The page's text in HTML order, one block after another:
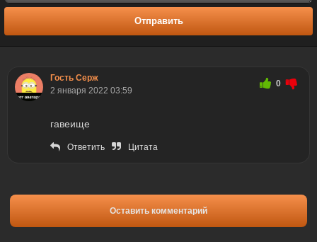
Отправить
Гость Серж
2 января 2022 03:59
0
гавеище
Ответить Цитата
Оставить комментарий